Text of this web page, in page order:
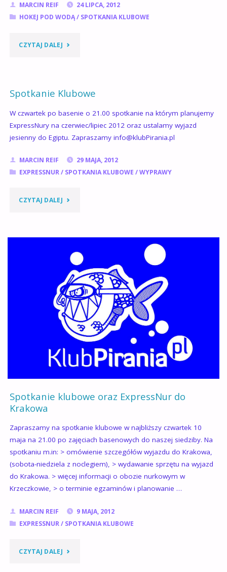
MARCIN REIF
24 LIPCA, 2012
HOKEJ POD WODĄ/ SPOTKANIA KLUBOWE
CZYTAJ DALEJ"SPOTKANIE
Spotkanie Klubowe
W czwartek po basenie o 21.00 spotkanie na którym planujemy
ExpressNury na czerwiec/lipiec 2012 oraz ustalamy wyjazd
jesienny do Egiptu. Zapraszamy info@klubPirania.pl
MARCIN REIF
29 MAJA, 2012
EXPRESSNUR/ SPOTKANIA KLUBOWE /WYPRAWY
CZYTAJ DALEJ"SPOTKANIE
Spotkanie klubowe oraz ExpressNur do
Krakowa
Zapraszamy na spotkanie klubowe w najbliższy czwartek 10
maja na 21.00 po zajęciach basenowych do naszej siedziby. Na
spotkaniu m.in: > omówienie szczegółów wyjazdu do Krakowa,
(sobota-niedziela z noclegiem), > wydawanie sprzętu na wyjazd
do Krakowa. > więcej informacji o obozie nurkowym w
Krzeczkowie, > o terminie egzaminów i planowanie …
MARCIN REIF
9 MAJA, 2012
EXPRESSNUR/ SPOTKANIA KLUBOWE
CZYTAJ DALEJ"SPOTKANIE